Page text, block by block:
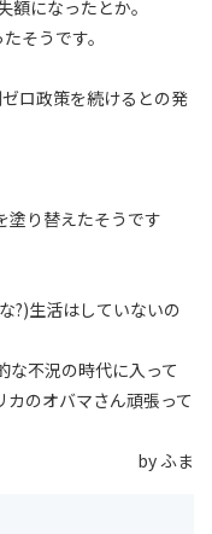
になったとか。
そうです。
ロ政策を続けるとの発
塗り替えたそうです
?)生活はしていないの
な不況の時代に入って
のオバマさん頑張って
by ふま